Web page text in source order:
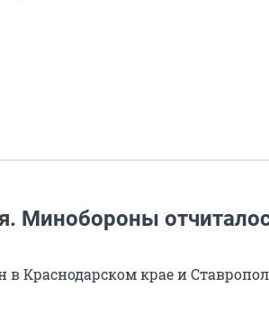
Минобороны
Краснодарском крае и